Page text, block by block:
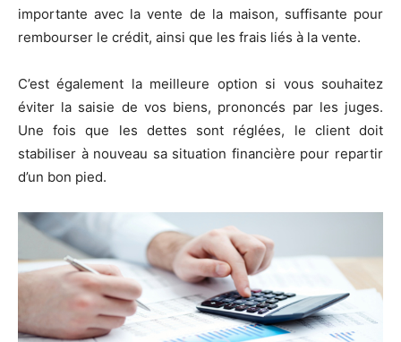
importante avec la vente de la maison, suffisante pour
rembourser le crédit, ainsi que les frais liés à la vente.
C’est également la meilleure option si vous souhaitez
éviter la saisie de vos biens, prononcés par les juges.
Une fois que les dettes sont réglées, le client doit
stabiliser à nouveau sa situation financière pour repartir
d’un bon pied.